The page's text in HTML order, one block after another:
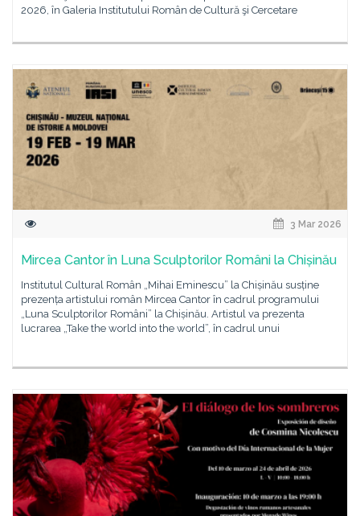
2026, în Galeria Institutului Român de Cultură şi Cercetare
3 Mar 2026
Mircea Cantor în Luna Sculptorilor Români la Chișinău
Institutul Cultural Român „Mihai Eminescu” la Chișinău susține
prezența artistului român Mircea Cantor în cadrul programului
„Luna Sculptorilor Români” la Chișinău. Artistul va prezenta
lucrarea „Take the world into the world”, în cadrul unui